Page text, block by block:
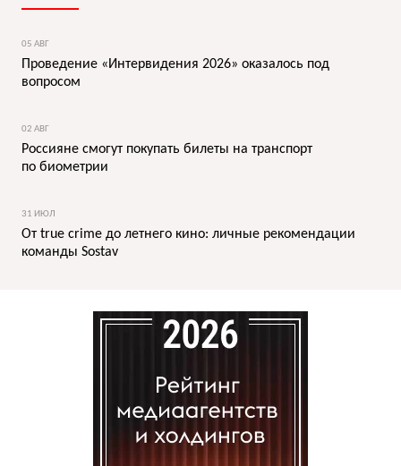
05 АВГ
Проведение «Интервидения 2026» оказалось под
вопросом
02 АВГ
Россияне смогут покупать билеты на транспорт
по биометрии
31 ИЮЛ
От true crime до летнего кино: личные рекомендации
команды Sostav